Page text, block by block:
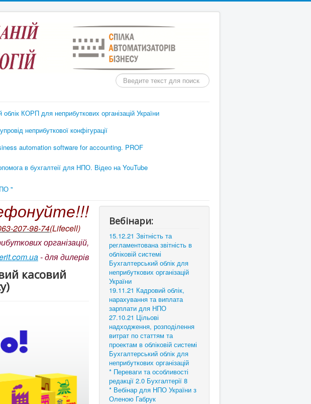
Пошук
облік КОРП для неприбуткових організацій України
неприбуткової конфігурації
automation software for accounting. PROF
в бухгалтеії для НПО. Відео на YouTube
"
207-98-74(Lifecell)
організацій,
-для дилерів
касовий
Вебінари:
15.12.21 Звітність та
регламентована звітність в
обліковій системі
Бухгалтерський облік для
неприбуткових організацій
України
19.11.21 Кадровий облік,
нарахування та виплата
зарплати для НПО
27.10.21 Цільові
надходження, розподілення
витрат по статтям та
проектам в обліковій системі
Бухгалтерський облік для
неприбуткових організацій
* Переваги та особливості
редакції 2.0 Бухгалтерії 8
* Вебінар для НПО України з
Оленою Габрук